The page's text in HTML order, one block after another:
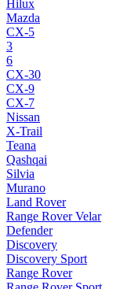
Hilux
Mazda
CX-5
3
6
CX-30
CX-9
CX-7
Nissan
X-Trail
Teana
Qashqai
Silvia
Murano
Land Rover
Range Rover Velar
Defender
Discovery
Discovery Sport
Range Rover